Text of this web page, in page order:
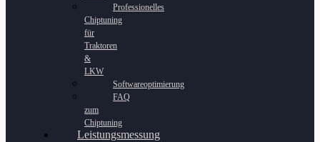
Professionelles
Chiptuning
für
Traktoren
&
LKW
Softwareoptimierung
FAQ
zum
Chiptuning
Leistungsmessung